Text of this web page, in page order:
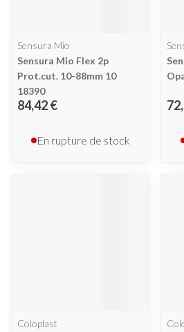
Sensura Mio
Sensura Mio Flex 2p
Prot.cut. 10-88mm 10
18390
84,42 €
En rupture de stock
Coloplast